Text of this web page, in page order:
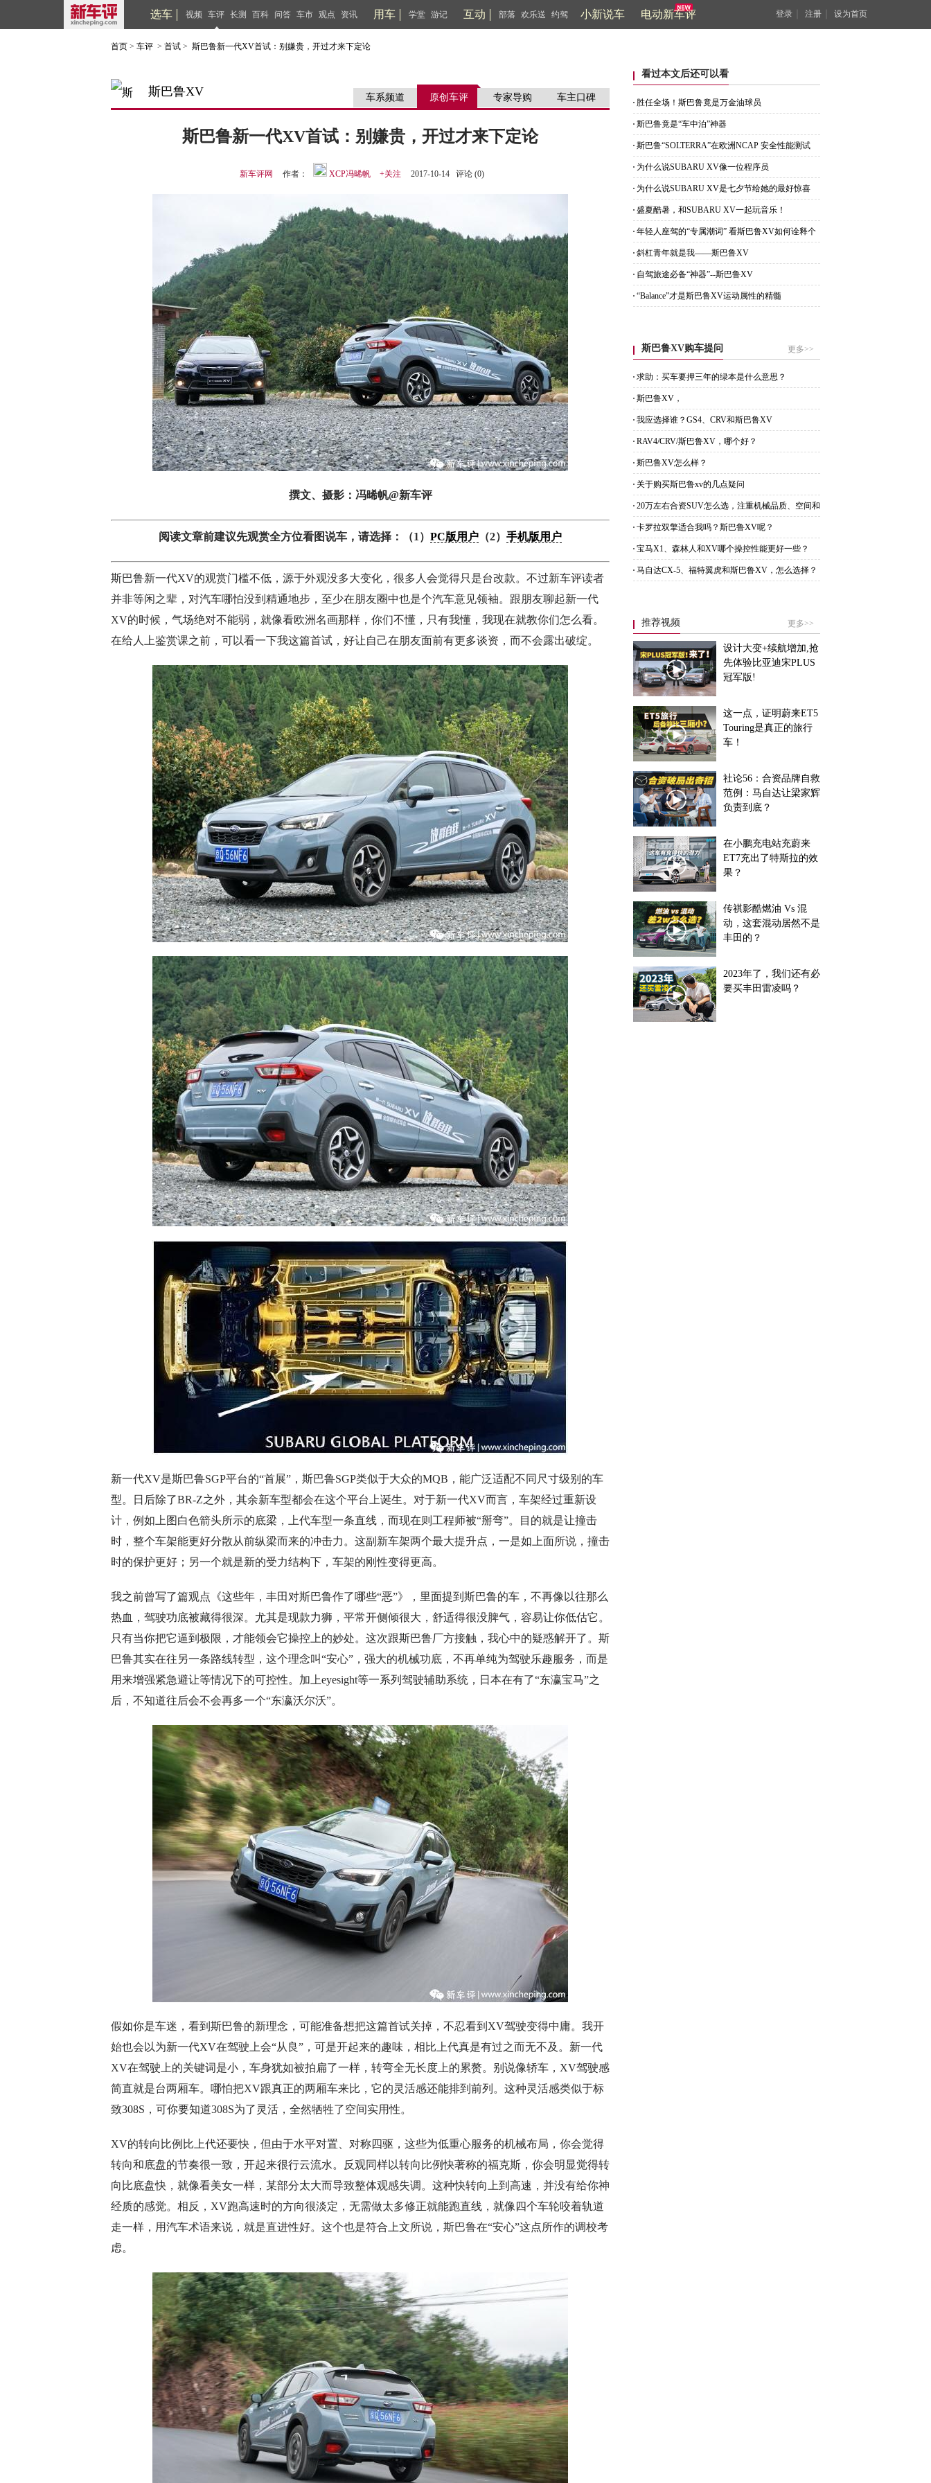
选车 视频 车评 长测 百科 问答 车市 观点 资讯 用车 学堂 游记 互动 部落 欢乐送 约驾 小新说车 电动新车评 登录 注册 设为首页
首页 > 车评 > 首试 > 斯巴鲁新一代XV首试：别嫌贵，开过才来下定论
斯巴鲁XV 车系频道 原创车评 专家导购 车主口碑
斯巴鲁新一代XV首试：别嫌贵，开过才来下定论
新车评网 作者： XCP冯晞帆 +关注 2017-10-14 评论 (0)
撰文、摄影：冯晞帆@新车评
阅读文章前建议先观赏全方位看图说车，请选择：（1） PC版用户 （2） 手机版用户
斯巴鲁新一代XV的观赏门槛不低，源于外观没多大变化，很多人会觉得只是台改款。不过新车评读者
并非等闲之辈，对汽车哪怕没到精通地步，至少在朋友圈中也是个汽车意见领袖。跟朋友聊起新一代
XV的时候，气场绝对不能弱，就像看欧洲名画那样，你们不懂，只有我懂，我现在就教你们怎么看。
在给人上鉴赏课之前，可以看一下我这篇首试，好让自己在朋友面前有更多谈资，而不会露出破绽。
新一代XV是斯巴鲁SGP平台的“首展”，斯巴鲁SGP类似于大众的MQB，能广泛适配不同尺寸级别的车
型。日后除了BR-Z之外，其余新车型都会在这个平台上诞生。对于新一代XV而言，车架经过重新设
计，例如上图白色箭头所示的底梁，上代车型一条直线，而现在则工程师被“掰弯”。目的就是让撞击
时，整个车架能更好分散从前纵梁而来的冲击力。这副新车架两个最大提升点，一是如上面所说，撞击
时的保护更好；另一个就是新的受力结构下，车架的刚性变得更高。
我之前曾写了篇观点《这些年，丰田对斯巴鲁作了哪些“恶”》，里面提到斯巴鲁的车，不再像以往那么
热血，驾驶功底被藏得很深。尤其是现款力狮，平常开侧倾很大，舒适得很没脾气，容易让你低估它。
只有当你把它逼到极限，才能领会它操控上的妙处。这次跟斯巴鲁厂方接触，我心中的疑惑解开了。斯
巴鲁其实在往另一条路线转型，这个理念叫“安心”，强大的机械功底，不再单纯为驾驶乐趣服务，而是
用来增强紧急避让等情况下的可控性。加上eyesight等一系列驾驶辅助系统，日本在有了“东瀛宝马”之
后，不知道往后会不会再多一个“东瀛沃尔沃”。
假如你是车迷，看到斯巴鲁的新理念，可能准备想把这篇首试关掉，不忍看到XV驾驶变得中庸。我开
始也会以为新一代XV在驾驶上会“从良”，可是开起来的趣味，相比上代真是有过之而无不及。新一代
XV在驾驶上的关键词是小，车身犹如被拍扁了一样，转弯全无长度上的累赘。别说像轿车，XV驾驶感
简直就是台两厢车。哪怕把XV跟真正的两厢车来比，它的灵活感还能排到前列。这种灵活感类似于标
致308S，可你要知道308S为了灵活，全然牺牲了空间实用性。
XV的转向比例比上代还要快，但由于水平对置、对称四驱，这些为低重心服务的机械布局，你会觉得
转向和底盘的节奏很一致，开起来很行云流水。反观同样以转向比例快著称的福克斯，你会明显觉得转
向比底盘快，就像看美女一样，某部分太大而导致整体观感失调。这种快转向上到高速，并没有给你神
经质的感觉。相反，XV跑高速时的方向很淡定，无需做太多修正就能跑直线，就像四个车轮咬着轨道
走一样，用汽车术语来说，就是直进性好。这个也是符合上文所说，斯巴鲁在“安心”这点所作的调校考
虑。
看过本文后还可以看
胜任全场！斯巴鲁竟是万金油球员
斯巴鲁竟是“车中泊”神器
斯巴鲁“SOLTERRA”在欧洲NCAP 安全性能测试
获“五星”评价
为什么说SUBARU XV像一位程序员
为什么说SUBARU XV是七夕节给她的最好惊喜
盛夏酷暑，和SUBARU XV一起玩音乐！
年轻人座驾的“专属潮词” 看斯巴鲁XV如何诠释个
性
斜杠青年就是我——斯巴鲁XV
自驾旅途必备“神器”--斯巴鲁XV
“Balance”才是斯巴鲁XV运动属性的精髓
斯巴鲁XV购车提问 更多>>
求助：买车要押三年的绿本是什么意思？
斯巴鲁XV，
我应选择谁？GS4、CRV和斯巴鲁XV
RAV4/CRV/斯巴鲁XV，哪个好？
斯巴鲁XV怎么样？
关于购买斯巴鲁xv的几点疑问
20万左右合资SUV怎么选，注重机械品质、空间和
维护
卡罗拉双擎适合我吗？斯巴鲁XV呢？
宝马X1、森林人和XV哪个操控性能更好一些？
马自达CX-5、福特翼虎和斯巴鲁XV，怎么选择？
推荐视频 更多>>
设计大变+续航增加,抢
先体验比亚迪宋PLUS
冠军版!
这一点，证明蔚来ET5
Touring是真正的旅行
车！
社论56：合资品牌自救
范例：马自达让梁家辉
负责到底？
在小鹏充电站充蔚来
ET7充出了特斯拉的效
果？
传祺影酷燃油 Vs 混
动，这套混动居然不是
丰田的？
2023年了，我们还有必
要买丰田雷凌吗？